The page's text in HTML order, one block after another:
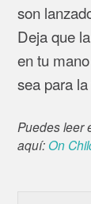
son
Deja que
en tu
sea para
Puedes leer
aquí:On